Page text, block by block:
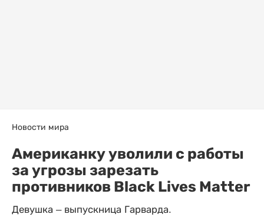
Новости мира
Американку уволили с работы
за угрозы зарезать
противников Black Lives Matter
Девушка – выпускница Гарварда.